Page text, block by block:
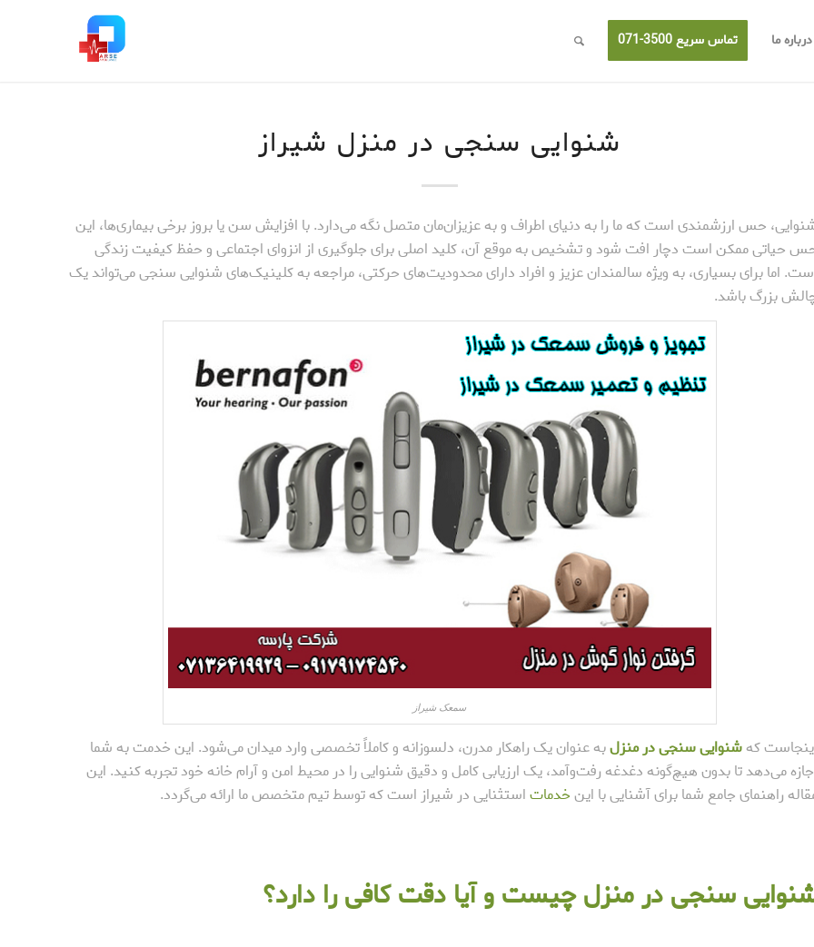
درباره ما تماس سریع 3500-071
شنوایی سنجی در منزل شیراز
حس ارزشمندی است که ما را به دنیای اطراف و به عزیزان‌مان متصل نگه می‌دارد. با افزایش سن یا بروز برخی بیماری‌ها، این
حیاتی ممکن است دچار افت شود و تشخیص به موقع آن، کلید اصلی برای جلوگیری از انزوای اجتماعی و حفظ کیفیت زندگی
اما برای بسیاری، به ویژه سالمندان عزیز و افراد دارای محدودیت‌های حرکتی، مراجعه به کلینیک‌های شنوایی سنجی می‌تواند یک
بزرگ باشد.
سمعک شیراز
کهشنوایی سنجی در منزلبه عنوان یک راهکار مدرن، دلسوزانه و کاملاً تخصصی وارد میدان می‌شود. این خدمت به شما
می‌دهد تا بدون هیچ‌گونه دغدغه رفت‌وآمد، یک ارزیابی کامل و دقیق شنوایی را در محیط امن و آرام خانه خود تجربه کنید. این
راهنمای جامع شما برای آشنایی با اینخدماتاستثنایی در شیراز است که توسط تیم متخصص ما ارائه می‌گردد.
سنجی در منزل چیست و آیا دقت کافی را دارد؟